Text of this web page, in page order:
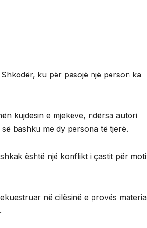
ku për pasojë një person ka
kujdesin e mjekëve, ndërsa autori
bashku me dy persona të tjerë.
është një konflikt i çastit për
në cilësinë e provës